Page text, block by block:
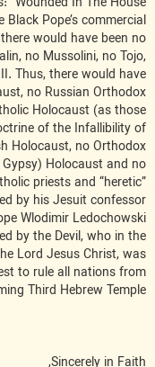
Pope’s commercial
would have been no
no Mussolini, no Tojo,
Thus, there would have
no Russian Orthodox
Holocaust (as those
of the Infallibility of
Holocaust, no Orthodox
Holocaust and no
priests and “heretic”
by his Jesuit confessor
Wlodimir Ledochowski
by the Devil, who in the
Lord Jesus Christ, was
to rule all nations from
Third Hebrew Temple.